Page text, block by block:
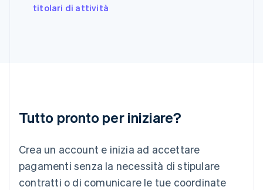
titolari di attività
Tutto pronto per iniziare?
Crea un account e inizia ad accettare
pagamenti senza la necessità di stipulare
contratti o di comunicare le tue coordinate
India
Lituania
Lussemburgo
Deutsch English
Malaysia
English 简体中文